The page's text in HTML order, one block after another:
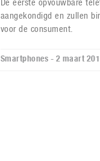
De eerste opvouwbare
aangekondigd en zullen
voor de consument.
Smartphones - 2 maart